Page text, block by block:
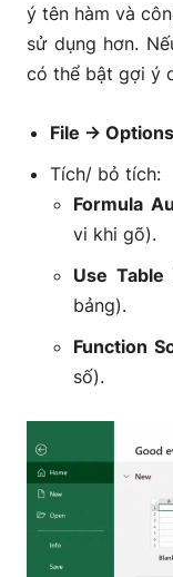
ý tên hàm và
sử dụng hơn.
có thể bật gợi ý
File →
Tích/ bỏ tích:
Formula
vi khi gõ).
Use Table
bảng).
Function
số).